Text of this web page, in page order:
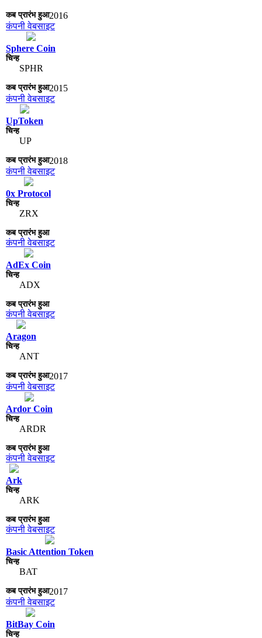
2016
कंपनी वेबसाइट
Sphere Coin
SPHR
2015
कंपनी वेबसाइट
UpToken
UP
2018
कंपनी वेबसाइट
0x Protocol
ZRX
कंपनी वेबसाइट
AdEx Coin
ADX
कंपनी वेबसाइट
Aragon
ANT
2017
कंपनी वेबसाइट
Ardor Coin
ARDR
कंपनी वेबसाइट
Ark
ARK
कंपनी वेबसाइट
Basic Attention Token
BAT
2017
कंपनी वेबसाइट
BitBay Coin